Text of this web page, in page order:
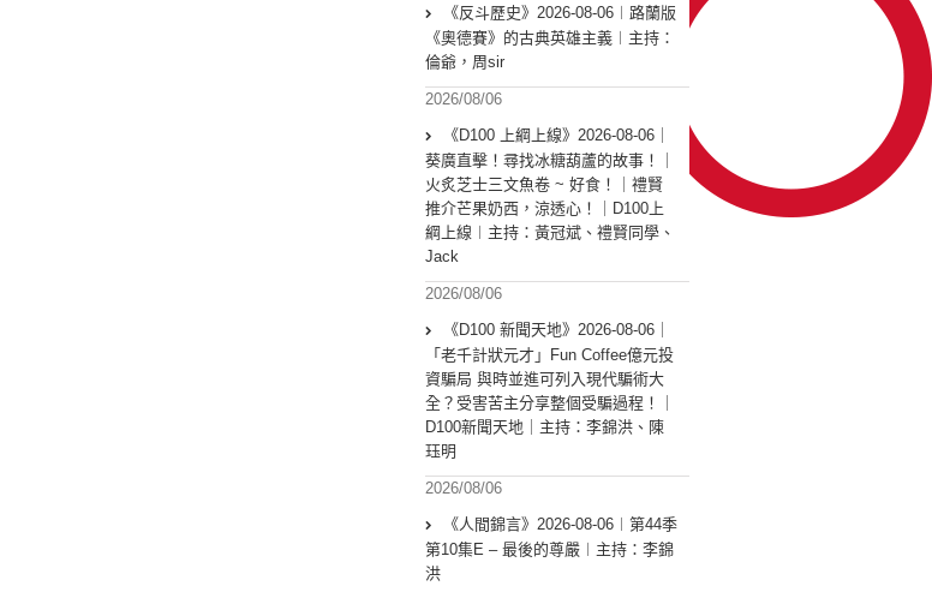
《反斗歷史》2026-08-06︱路蘭版
《奧德賽》的古典英雄主義︱主持：
倫爺，周sir
2026/08/06
《D100 上綱上線》2026-08-06｜
葵廣直擊！尋找冰糖葫蘆的故事！｜
火炙芝士三文魚卷 ~ 好食！｜禮賢
推介芒果奶西，涼透心！｜D100上
綱上線︱主持：黃冠斌、禮賢同學、
Jack
2026/08/06
《D100 新聞天地》2026-08-06｜
「老千計狀元才」Fun Coffee億元投
資騙局 與時並進可列入現代騙術大
全？受害苦主分享整個受騙過程！｜
D100新聞天地｜主持：李錦洪、陳
珏明
2026/08/06
《人間錦言》2026-08-06︱第44季
第10集E – 最後的尊嚴︱主持：李錦
洪